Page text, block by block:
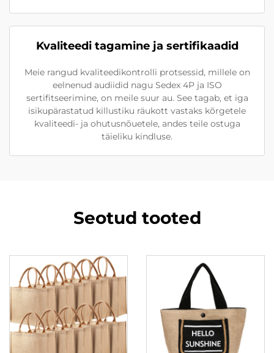
Kvaliteedi tagamine ja sertifikaadid
Meie rangud kvaliteedikontrolli protsessid, millele on
eelnenud audiidid nagu Sedex 4P ja ISO
sertifitseerimine, on meile suur au. See tagab, et iga
isikupärastatud killustiku räukott vastaks kõrgetele
kvaliteedi- ja ohutusnõuetele, andes teile ostuga
täieliku kindluse.
Seotud tooted